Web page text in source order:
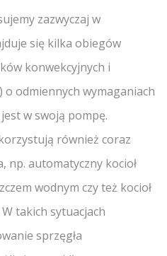
zazwyczaj w
się kilka obiegów
konwekcyjnych i
odmiennych wymaganiach
w swoją pompę.
również coraz
np. automatyczny kocioł
wodnym czy też kocioł
takich sytuacjach
sprzęgła